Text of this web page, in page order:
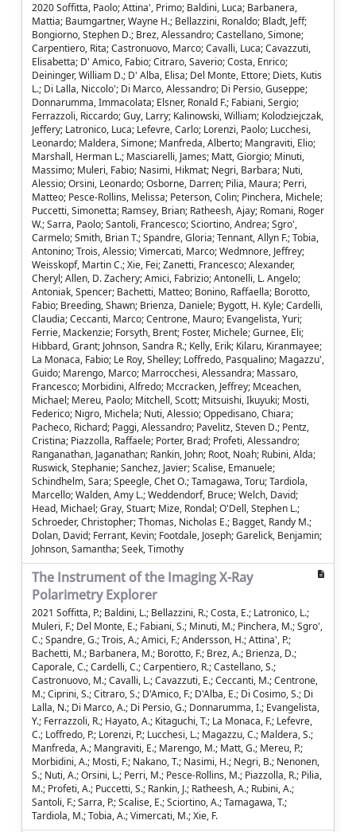
2020 Soffitta, Paolo; Attina', Primo; Baldini, Luca; Barbanera,
Mattia; Baumgartner, Wayne H.; Bellazzini, Ronaldo; Bladt, Jeff;
Bongiorno, Stephen D.; Brez, Alessandro; Castellano, Simone;
Carpentiero, Rita; Castronuovo, Marco; Cavalli, Luca; Cavazzuti,
Elisabetta; D' Amico, Fabio; Citraro, Saverio; Costa, Enrico;
Deininger, William D.; D' Alba, Elisa; Del Monte, Ettore; Diets, Kutis
L.; Di Lalla, Niccolo'; Di Marco, Alessandro; Di Persio, Guseppe;
Donnarumma, Immacolata; Elsner, Ronald F.; Fabiani, Sergio;
Ferrazzoli, Riccardo; Guy, Larry; Kalinowski, William; Kolodziejczak,
Jeffery; Latronico, Luca; Lefevre, Carlo; Lorenzi, Paolo; Lucchesi,
Leonardo; Maldera, Simone; Manfreda, Alberto; Mangraviti, Elio;
Marshall, Herman L.; Masciarelli, James; Matt, Giorgio; Minuti,
Massimo; Muleri, Fabio; Nasimi, Hikmat; Negri, Barbara; Nuti,
Alessio; Orsini, Leonardo; Osborne, Darren; Pilia, Maura; Perri,
Matteo; Pesce-Rollins, Melissa; Peterson, Colin; Pinchera, Michele;
Puccetti, Simonetta; Ramsey, Brian; Ratheesh, Ajay; Romani, Roger
W.; Sarra, Paolo; Santoli, Francesco; Sciortino, Andrea; Sgro',
Carmelo; Smith, Brian T.; Spandre, Gloria; Tennant, Allyn F.; Tobia,
Antonino; Trois, Alessio; Vimercati, Marco; Wedmnore, Jeffrey;
Weisskopf, Martin C.; Xie, Fei; Zanetti, Francesco; Alexander,
Cheryl; Allen, D. Zachery; Amici, Fabrizio; Antonelli, L. Angelo;
Antoniak, Spencer; Bachetti, Matteo; Bonino, Raffaella; Borotto,
Fabio; Breeding, Shawn; Brienza, Daniele; Bygott, H. Kyle; Cardelli,
Claudia; Ceccanti, Marco; Centrone, Mauro; Evangelista, Yuri;
Ferrie, Mackenzie; Forsyth, Brent; Foster, Michele; Gurnee, Eli;
Hibbard, Grant; Johnson, Sandra R.; Kelly, Erik; Kilaru, Kiranmayee;
La Monaca, Fabio; Le Roy, Shelley; Loffredo, Pasqualino; Magazzu',
Guido; Marengo, Marco; Marrocchesi, Alessandra; Massaro,
Francesco; Morbidini, Alfredo; Mccracken, Jeffrey; Mceachen,
Michael; Mereu, Paolo; Mitchell, Scott; Mitsuishi, Ikuyuki; Mosti,
Federico; Nigro, Michela; Nuti, Alessio; Oppedisano, Chiara;
Pacheco, Richard; Paggi, Alessandro; Pavelitz, Steven D.; Pentz,
Cristina; Piazzolla, Raffaele; Porter, Brad; Profeti, Alessandro;
Ranganathan, Jaganathan; Rankin, John; Root, Noah; Rubini, Alda;
Ruswick, Stephanie; Sanchez, Javier; Scalise, Emanuele;
Schindhelm, Sara; Speegle, Chet O.; Tamagawa, Toru; Tardiola,
Marcello; Walden, Amy L.; Weddendorf, Bruce; Welch, David;
Head, Michael; Gray, Stuart; Mize, Rondal; O'Dell, Stephen L.;
Schroeder, Christopher; Thomas, Nicholas E.; Bagget, Randy M.;
Dolan, David; Ferrant, Kevin; Footdale, Joseph; Garelick, Benjamin;
Johnson, Samantha; Seek, Timothy
The Instrument of the Imaging X-Ray
Polarimetry Explorer
2021 Soffitta, P.; Baldini, L.; Bellazzini, R.; Costa, E.; Latronico, L.;
Muleri, F.; Del Monte, E.; Fabiani, S.; Minuti, M.; Pinchera, M.; Sgro',
C.; Spandre, G.; Trois, A.; Amici, F.; Andersson, H.; Attina', P.;
Bachetti, M.; Barbanera, M.; Borotto, F.; Brez, A.; Brienza, D.;
Caporale, C.; Cardelli, C.; Carpentiero, R.; Castellano, S.;
Castronuovo, M.; Cavalli, L.; Cavazzuti, E.; Ceccanti, M.; Centrone,
M.; Ciprini, S.; Citraro, S.; D'Amico, F.; D'Alba, E.; Di Cosimo, S.; Di
Lalla, N.; Di Marco, A.; Di Persio, G.; Donnarumma, I.; Evangelista,
Y.; Ferrazzoli, R.; Hayato, A.; Kitaguchi, T.; La Monaca, F.; Lefevre,
C.; Loffredo, P.; Lorenzi, P.; Lucchesi, L.; Magazzu, C.; Maldera, S.;
Manfreda, A.; Mangraviti, E.; Marengo, M.; Matt, G.; Mereu, P.;
Morbidini, A.; Mosti, F.; Nakano, T.; Nasimi, H.; Negri, B.; Nenonen,
S.; Nuti, A.; Orsini, L.; Perri, M.; Pesce-Rollins, M.; Piazzolla, R.; Pilia,
M.; Profeti, A.; Puccetti, S.; Rankin, J.; Ratheesh, A.; Rubini, A.;
Santoli, F.; Sarra, P.; Scalise, E.; Sciortino, A.; Tamagawa, T.;
Tardiola, M.; Tobia, A.; Vimercati, M.; Xie, F.